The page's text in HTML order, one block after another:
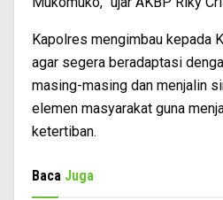
Kapolres mengimbau kepada
agar segera beradaptasi
masing-masing dan menjalin
elemen masyarakat guna
ketertiban.
Baca Juga